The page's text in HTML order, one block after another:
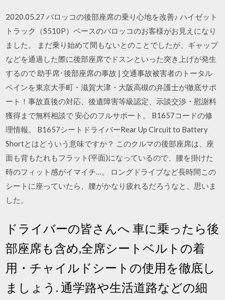
2020.05.27 バロッコの後部座席の乗り心地を改善♪ ハイゼット
トラック（S510P）ベースのバロッコのお客様がお見えになり
ました。 まだ乗り始めて間もないとのことでしたが、ギャップ
などを通過した際に後部座席でドスンといった突き上げが発生
するので 助手席･後部座席の事故 | 交通事故被害者のトータル
ペインを東京大手町・滋賀大津・大阪高槻の弁護士が徹底サポ
ート！事故直後の対応、後遺障害等級認定、示談交渉・慰謝料
獲得まで無料相談で 安心のフルサポート。 B1657コードの修
理情報。 B1657シートドライバーRear Up Circuit to Battery
Shortとはどういう意味ですか？ このクルマの後部座席は、座
面も背もたれもフラット(平面)になっているので、腰を掛けた
時のフィット感がイマイチ…。 ロングドライブなど長時間この
シートに座っていたら、腰がかなり疲れるだろうなと、思いま
した。
ドライバーの皆さんへ 車に乗ったら後
部座席も含め,全席シートベルトの着
用・チャイルドシートの使用を徹底し
ましょう. 通学路や生活道路などの細